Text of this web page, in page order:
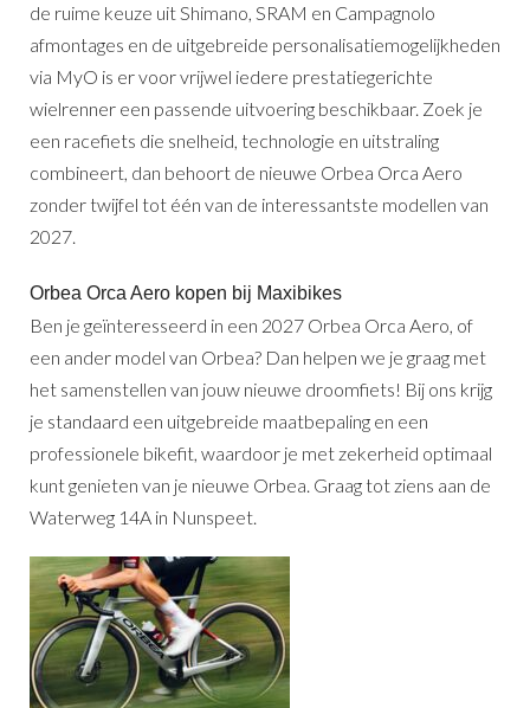
de ruime keuze uit Shimano, SRAM en Campagnolo
afmontages en de uitgebreide personalisatiemogelijkheden
via MyO is er voor vrijwel iedere prestatiegerichte
wielrenner een passende uitvoering beschikbaar. Zoek je
een racefiets die snelheid, technologie en uitstraling
combineert, dan behoort de nieuwe Orbea Orca Aero
zonder twijfel tot één van de interessantste modellen van
2027.
Orbea Orca Aero kopen bij Maxibikes
Ben je geïnteresseerd in een 2027 Orbea Orca Aero, of
een ander model van Orbea? Dan helpen we je graag met
het samenstellen van jouw nieuwe droomfiets! Bij ons krijg
je standaard een uitgebreide maatbepaling en een
professionele bikefit, waardoor je met zekerheid optimaal
kunt genieten van je nieuwe Orbea. Graag tot ziens aan de
Waterweg 14A in Nunspeet.